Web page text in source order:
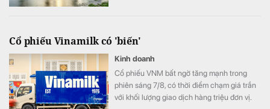
Cổ phiếu Vinamilk có 'biến'
Kinh doanh
Cổ phiếu VNM bất ngờ tăng mạnh trong
phiên sáng 7/8, có thời điểm chạm giá trần
với khối lượng giao dịch hàng triệu đơn vị.